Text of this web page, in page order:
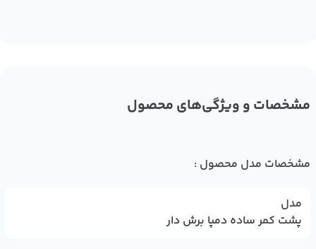
مشخصات و ویژگی‌های محصول
مشخصات مدل محصول :
مدل
پشت کمر ساده دمپا برش دار